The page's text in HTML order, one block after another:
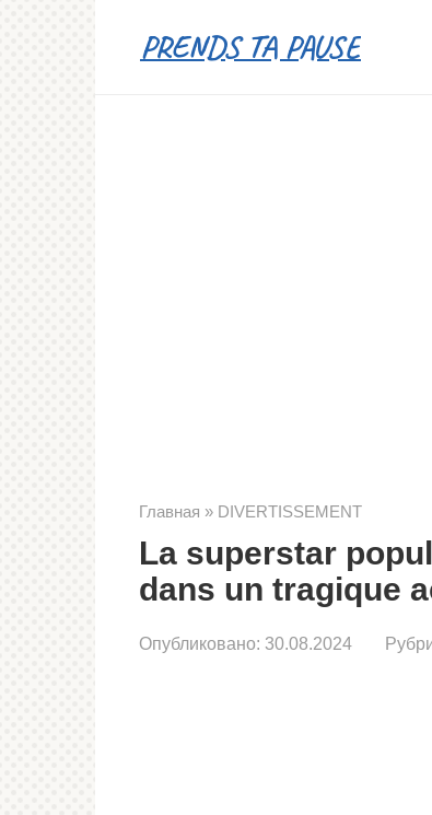
PRENDS TA PAUSE
Главная » DIVERTISSEMENT
La superstar
dans un tragique
Опубликовано: 30.08.2024